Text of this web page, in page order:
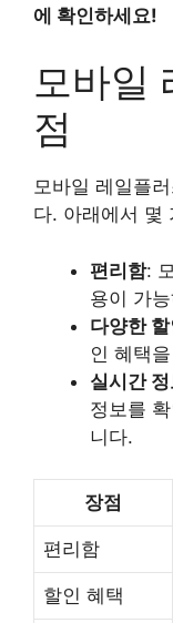
에 확인하세요!
모바일
점
모바일 레일플
다. 아래에서 몇
편리함:
용이 가
다양한
인 혜택
실시간
정보를
니다.
장점
편리함
할인 혜택